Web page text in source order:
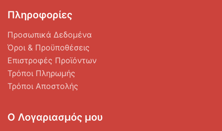
Πληροφορίες
Προσωπικά Δεδομένα
Όροι & Προϋποθέσεις
Επιστροφές Προϊόντων
Τρόποι Πληρωμής
Τρόποι Αποστολής
Ο Λογαριασμός μου